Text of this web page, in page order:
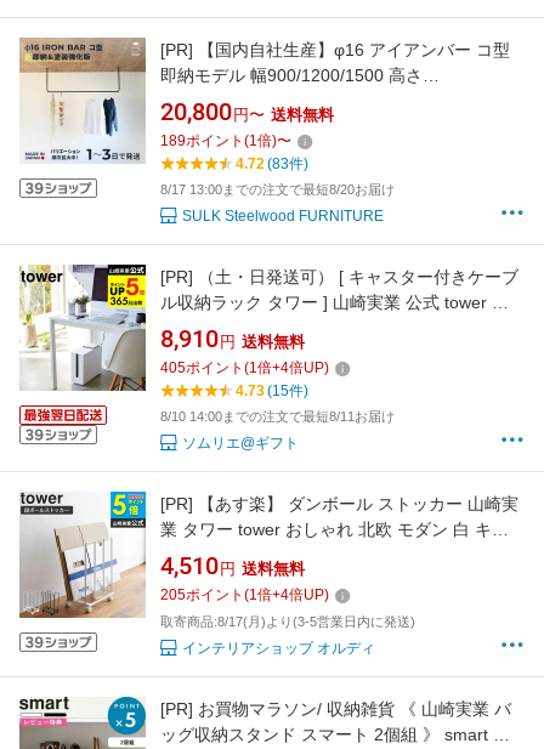
[PR]
【国内自社生産】φ16 アイアンバー コ型
即納モデル 幅900/1200/1500 高さ
400/450/500/550/600 | SULK 物干し 室内干し
ランドリーバー ハンギングバー ハンガーバー
ランドリールーム 洗面 天井 吊るす 新築 リフォ
ーム 施主支給 DIY アイアン 鉄製 黒 クーポン
送料無料
20,800 円〜 送料無料
189ポイント (1倍)〜
4.72(83件)
8/17 13:00までの注文で最短8/20お届け
SULK Steelwood FURNITURE
[PR]
（土・日発送可） [ キャスター付きケーブ
ル収納ラック タワー ] 山崎実業 公式 tower ホ
ワイト/ブラック 5403 5404 パソコン デスク ケ
ーブルボックス ルータ 収納 タワーシリーズ
JGS 最強配送 dej cpj 送料無料
8,910 円 送料無料
405ポイント (1倍+4倍UP)
4.73(15件)
8/10 14:00までの注文で最短8/11お届け
ソムリエ@ギフト
[PR]
【あす楽】 ダンボール ストッカー 山崎実
業 タワー tower おしゃれ 北欧 モダン 白 キャ
スター 段ボールストッカー 段ボール ダンボー
ル 収納 片付け 引っ越し まとめて 省スペース
シンプル ホワイト/ブラック yamazaki 3303
3304 ordy
4,510 円 送料無料
205ポイント (1倍+4倍UP)
取寄商品:8/17(月)より(3-5営業日内に発送)
インテリアショップ オルディ
[PR] お買物マラソン/ 収納雑貨 《 山崎実業 バ
ッグ収納スタンド スマート 2個組 》 smart 公